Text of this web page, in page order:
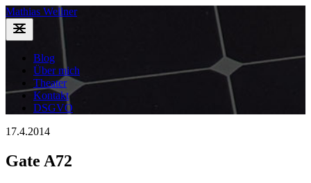
Mathias Wellner
Blog
Über mich
Theater
Kontakt
DSGVO
17.4.2014
Gate A72